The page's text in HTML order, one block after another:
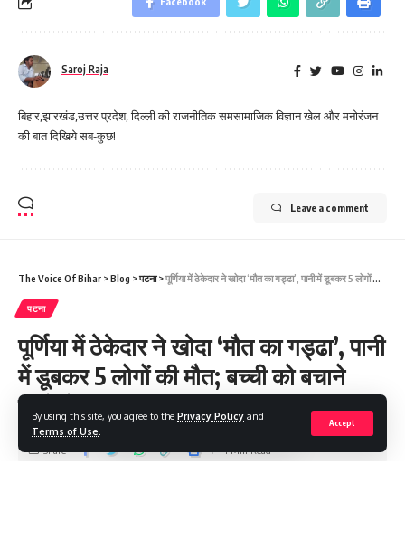
By using this site, you agree to the Privacy Policy and
Terms of Use
Accept
Saroj Raja
बिहार,झारखंड,उत्तर प्रदेश, दिल्ली की राजनीतिक समसामाजिक विज्ञान खेल और मनोरंजन
की बात दिखिये सब-कुछ!
Leave a comment
The Voice Of Bihar >Blog >पटना>पूर्णिया में ठेकेदार ने खोदा ‘मौत का गड्ढा’, पानी में डूबकर 5 लोगों की मौत; बच्ची को बचाने पहुंचे थे सभी
पटना
पूर्णिया में ठेकेदार ने खोदा ‘मौत का गड्ढा’, पानी
में डूबकर 5 लोगों की मौत; बच्ची को बचाने
पहुंचे थे सभी
Share 4 Min Read